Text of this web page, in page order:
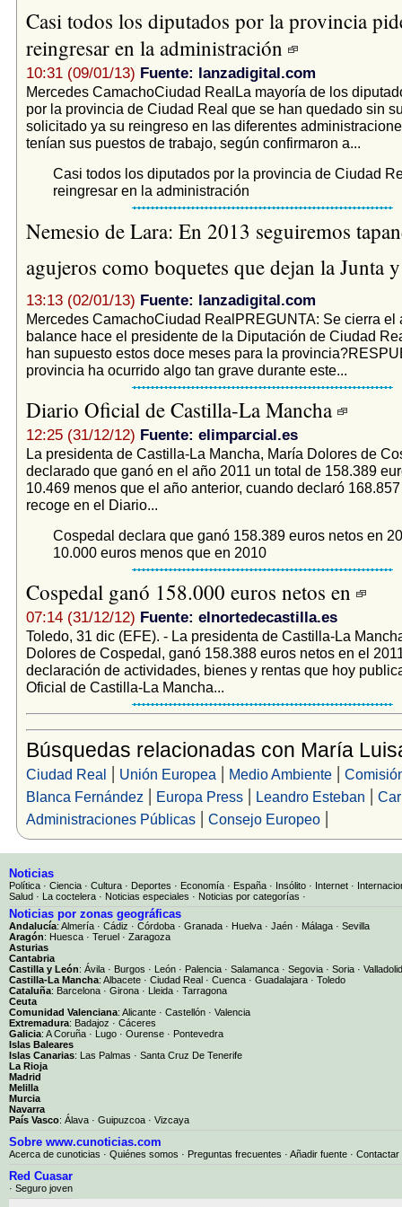
Casi todos los diputados por la provincia
reingresar en la administración
10:31 (09/01/13) Fuente: lanzadigital.com
Mercedes CamachoCiudad RealLa mayoría de los
por la provincia de Ciudad Real que se han quedado sin
solicitado ya su reingreso en las diferentes
tenían sus puestos de trabajo, según confirmaron a...
Casi todos los diputados por la provincia de Ciudad
reingresar en la administración
Nemesio de Lara: En 2013 seguiremos
agujeros como boquetes que dejan la Junta
13:13 (02/01/13) Fuente: lanzadigital.com
Mercedes CamachoCiudad RealPREGUNTA: Se cierra el
balance hace el presidente de la Diputación de Ciudad
han supuesto estos doce meses para la
provincia ha ocurrido algo tan grave durante este...
Diario Oficial de Castilla-La Mancha
12:25 (31/12/12) Fuente: elimparcial.es
La presidenta de Castilla-La Mancha, María Dolores de
declarado que ganó en el año 2011 un total de 158.389
10.469 menos que el año anterior, cuando declaró
recoge en el Diario...
Cospedal declara que ganó 158.389 euros netos en
10.000 euros menos que en 2010
Cospedal ganó 158.000 euros netos en
07:14 (31/12/12) Fuente: elnortedecastilla.es
Toledo, 31 dic (EFE). - La presidenta de Castilla-La
Dolores de Cospedal, ganó 158.388 euros netos en el
declaración de actividades, bienes y rentas que hoy
Oficial de Castilla-La Mancha...
Búsquedas relacionadas con María
Ciudad Real | Unión Europea | Medio Ambiente|
Blanca Fernández | Europa Press| Leandro Esteban |
Administraciones Públicas| Consejo Europeo|
Noticias
Política · Ciencia · Cultura · Deportes · Economía · España · Insólito · Internet ·
Salud · La coctelera · Noticias especiales · Noticias por categorías ·
Noticias por zonas geográficas
Andalucía: Almería · Cádiz · Córdoba · Granada · Huelva · Jaén · Málaga · Sevilla
Aragón: Huesca · Teruel · Zaragoza
Asturias
Cantabria
Castilla y León: Ávila · Burgos · León · Palencia · Salamanca · Segovia · Soria · Valladolid
Castilla-La Mancha: Albacete · Ciudad Real · Cuenca · Guadalajara · Toledo
Cataluña: Barcelona · Girona · Lleida · Tarragona
Ceuta
Comunidad Valenciana: Alicante · Castellón · Valencia
Extremadura: Badajoz · Cáceres
Galicia: A Coruña · Lugo · Ourense · Pontevedra
Islas Baleares
Islas Canarias: Las Palmas · Santa Cruz De Tenerife
La Rioja
Madrid
Melilla
Murcia
Navarra
País Vasco: Álava · Guipuzcoa · Vizcaya
Sobre www.cunoticias.com
Acerca de cunoticias · Quiénes somos · Preguntas frecuentes · Añadir fuente · Contactar
Red Cuasar
· Seguro joven